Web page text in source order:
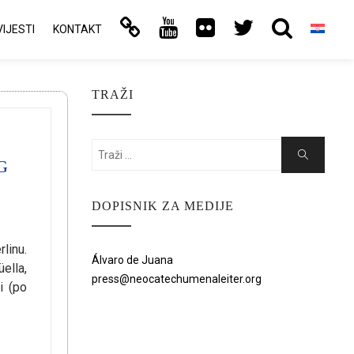
KONTAKT
(po
TRAŽI
Search
Search
DOPISNIK ZA MEDIJE
Álvaro de Juana
press@neocatechumenaleiter.org